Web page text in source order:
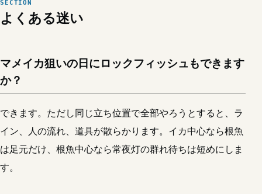
よくある迷い
マメイカ狙いの日にロックフィッシュもできます
か？
できます。ただし同じ立ち位置で全部やろうとすると、ラ
イン、人の流れ、道具が散らかります。イカ中心なら根魚
は足元だけ、根魚中心なら常夜灯の群れ待ちは短めにしま
す。